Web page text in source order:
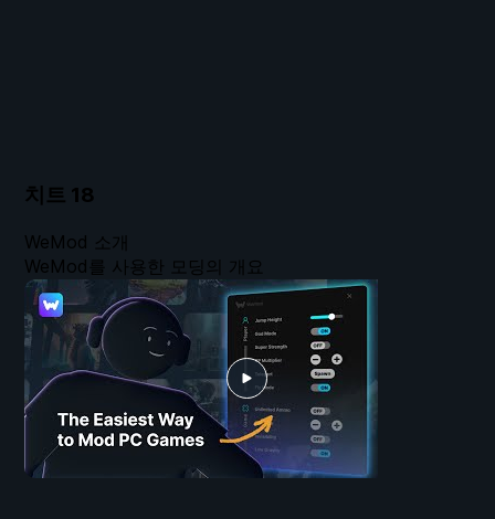
치트 18
WeMod 소개
WeMod를 사용한 모딩의 개요